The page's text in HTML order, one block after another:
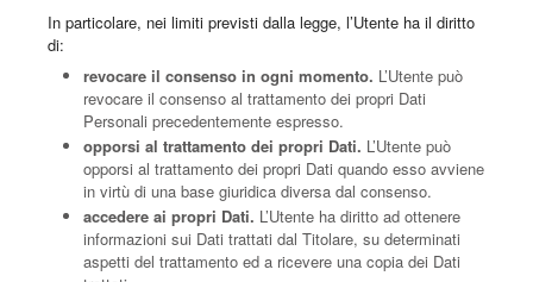
In particolare, nei limiti previsti dalla legge, l’Utente ha il diritto
di:
revocare il consenso in ogni momento. L’Utente può
revocare il consenso al trattamento dei propri Dati
Personali precedentemente espresso.
opporsi al trattamento dei propri Dati. L’Utente può
opporsi al trattamento dei propri Dati quando esso avviene
in virtù di una base giuridica diversa dal consenso.
accedere ai propri Dati. L’Utente ha diritto ad ottenere
informazioni sui Dati trattati dal Titolare, su determinati
aspetti del trattamento ed a ricevere una copia dei Dati